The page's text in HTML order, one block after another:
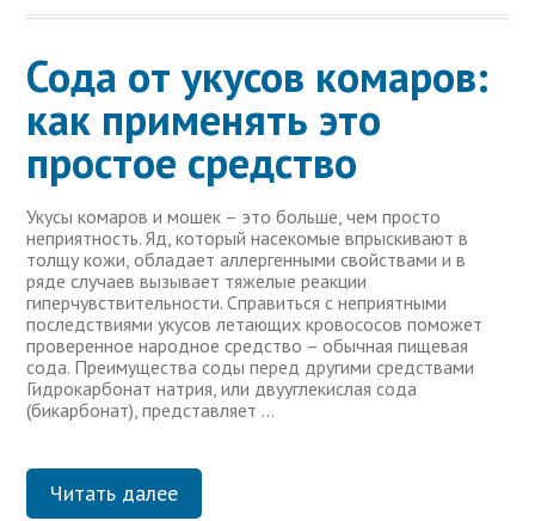
Сода от укусов комаров:
как применять это
простое средство
Укусы комаров и мошек – это больше, чем просто
неприятность. Яд, который насекомые впрыскивают в
толщу кожи, обладает аллергенными свойствами и в
ряде случаев вызывает тяжелые реакции
гиперчувствительности. Справиться с неприятными
последствиями укусов летающих кровососов поможет
проверенное народное средство – обычная пищевая
сода. Преимущества соды перед другими средствами
Гидрокарбонат натрия, или двууглекислая сода
(бикарбонат), представляет …
Читать далее